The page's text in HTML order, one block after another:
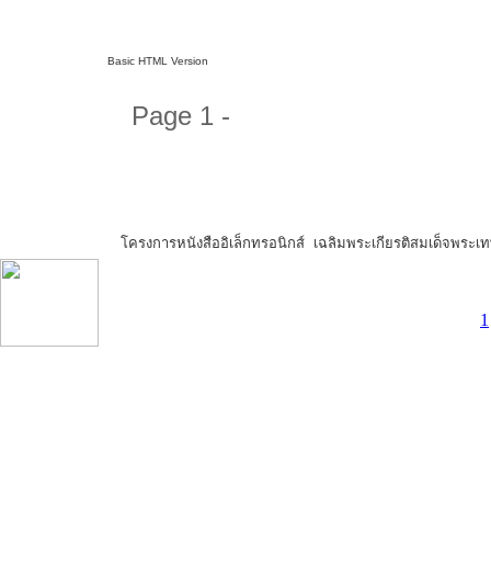
Basic HTML Version
Page 1 -
โครงการหนังสืออิเล็กทรอนิกส์ เฉลิมพระเกียรติสมเด็จพระ
1